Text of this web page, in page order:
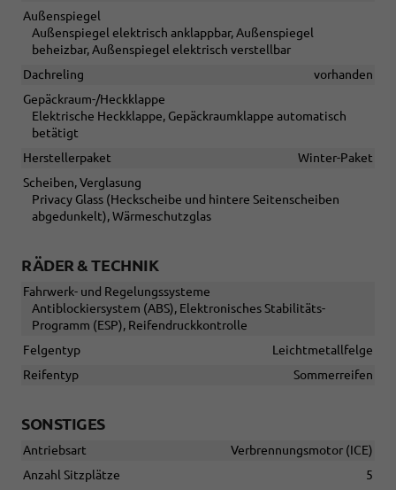
Außenspiegel
Außenspiegel elektrisch anklappbar, Außenspiegel
beheizbar, Außenspiegel elektrisch verstellbar
Dachreling
vorhanden
Gepäckraum-/Heckklappe
Elektrische Heckklappe, Gepäckraumklappe automatisch
betätigt
Herstellerpaket
Winter-Paket
Scheiben, Verglasung
Privacy Glass (Heckscheibe und hintere Seitenscheiben
abgedunkelt), Wärmeschutzglas
RÄDER & TECHNIK
Fahrwerk- und Regelungssysteme
Antiblockiersystem (ABS), Elektronisches Stabilitäts-
Programm (ESP), Reifendruckkontrolle
Felgentyp
Leichtmetallfelge
Reifentyp
Sommerreifen
SONSTIGES
Antriebsart
Verbrennungsmotor (ICE)
Anzahl Sitzplätze
5